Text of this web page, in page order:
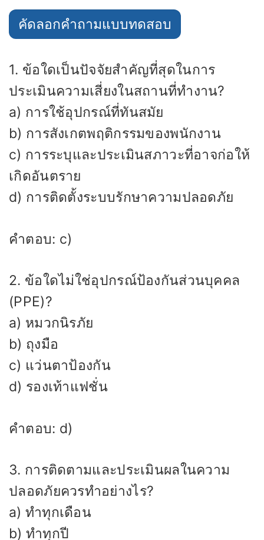
คัดลอกคำถามแบบทดสอบ
1. ข้อใดเป็นปัจจัยสำคัญที่สุดในการ
ประเมินความเสี่ยงในสถานที่ทำงาน?
a) การใช้อุปกรณ์ที่ทันสมัย
b) การสังเกตพฤติกรรมของพนักงาน
c) การระบุและประเมินสภาวะที่อาจก่อให้
เกิดอันตราย
d) การติดตั้งระบบรักษาความปลอดภัย
คำตอบ: c)
2. ข้อใดไม่ใช่อุปกรณ์ป้องกันส่วนบุคคล
(PPE)?
a) หมวกนิรภัย
b) ถุงมือ
c) แว่นตาป้องกัน
d) รองเท้าแฟชั่น
คำตอบ: d)
3. การติดตามและประเมินผลในความ
ปลอดภัยควรทำอย่างไร?
a) ทำทุกเดือน
b) ทำทุกปี